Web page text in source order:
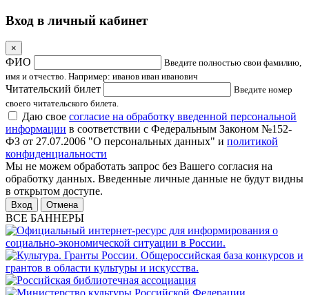
Вход в личный кабинет
×
ФИО
Введите полностью свои фамилию,
имя и отчество. Например: иванов иван иванович
Читательский билет
Введите номер
своего читательского билета.
Даю свое согласие на обработку введенной персональной
информации в соответствии с Федеральным Законом №152-
ФЗ от 27.07.2006 "О персональных данных" и политикой
конфиденциальности
Мы не можем обработать запрос без Вашего согласия на
обработку данных. Введенные личные данные не будут видны
в открытом доступе.
Отмена
ВСЕ БАННЕРЫ